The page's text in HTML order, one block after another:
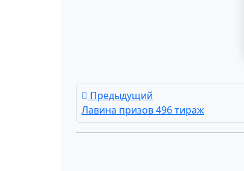
Предыдущий
Лавина призов 496 тираж